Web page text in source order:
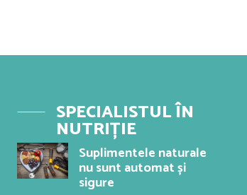
SPECIALISTUL ÎN
NUTRIȚIE
Suplimentele naturale
nu sunt automat și
sigure